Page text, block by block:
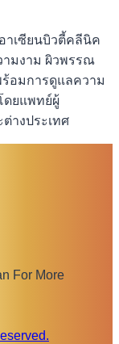
อาเซียนบิวตี้คลีนิค
มงาม ผิวพรรณ
อมการดูแลความ
ดยแพทย์ผู้
างประเทศ
For More